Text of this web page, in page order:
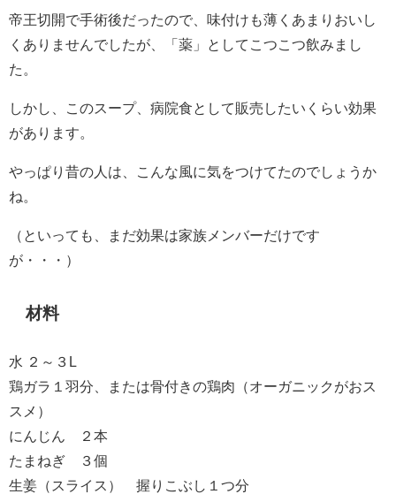
帝王切開で手術後だったので、味付けも薄くあまりおいし
くありませんでしたが、「薬」としてこつこつ飲みまし
た。
しかし、このスープ、病院食として販売したいくらい効果
があります。
やっぱり昔の人は、こんな風に気をつけてたのでしょうか
ね。
（といっても、まだ効果は家族メンバーだけです
が・・・）
材料
水 ２～３L
鶏ガラ１羽分、または骨付きの鶏肉（オーガニックがおス
スメ）
にんじん ２本
たまねぎ ３個
生姜（スライス） 握りこぶし１つ分